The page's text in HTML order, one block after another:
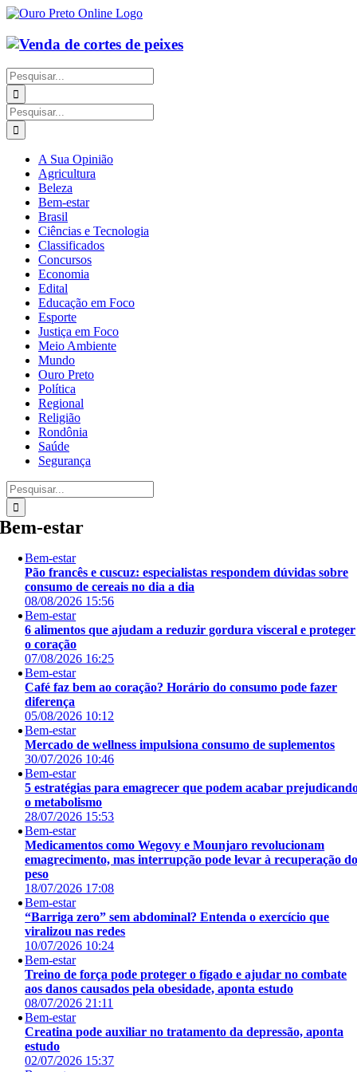
Ir
o
conteúdo
Buscar
resultados
para:
Buscar
resultados
para:
A Sua Opinião
Agricultura
Beleza
Bem-estar
Brasil
Ciências e Tecnologia
Classificados
Concursos
Economia
Edital
Educação em Foco
Esporte
Justiça em Foco
Meio Ambiente
Mundo
Ouro Preto
Política
Regional
Religião
Rondônia
Saúde
Segurança
Buscar
resultados
para:
Bem-estar
Bem-estar
Pão francês e cuscuz: especialistas respondem dúvidas sobre
consumo de cereais no dia a dia
08/08/2026 15:56
Bem-estar
6 alimentos que ajudam a reduzir gordura visceral e proteger
o coração
07/08/2026 16:25
Bem-estar
Café faz bem ao coração? Horário do consumo pode fazer
diferença
05/08/2026 10:12
Bem-estar
Mercado de wellness impulsiona consumo de suplementos
30/07/2026 10:46
Bem-estar
5 estratégias para emagrecer que podem acabar
o metabolismo
28/07/2026 15:53
Bem-estar
Medicamentos como Wegovy e Mounjaro revolucionam
emagrecimento, mas interrupção pode levar à recuperação
peso
18/07/2026 17:08
Bem-estar
“Barriga zero” sem abdominal? Entenda o exercício que
viralizou nas redes
10/07/2026 10:24
Bem-estar
Treino de força pode proteger o fígado e ajudar no combate
aos danos causados pela obesidade, aponta estudo
08/07/2026 21:11
Bem-estar
Creatina pode auxiliar no tratamento da depressão, aponta
estudo
02/07/2026 15:37